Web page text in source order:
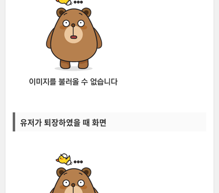
유저가 퇴장하였을 때 화면